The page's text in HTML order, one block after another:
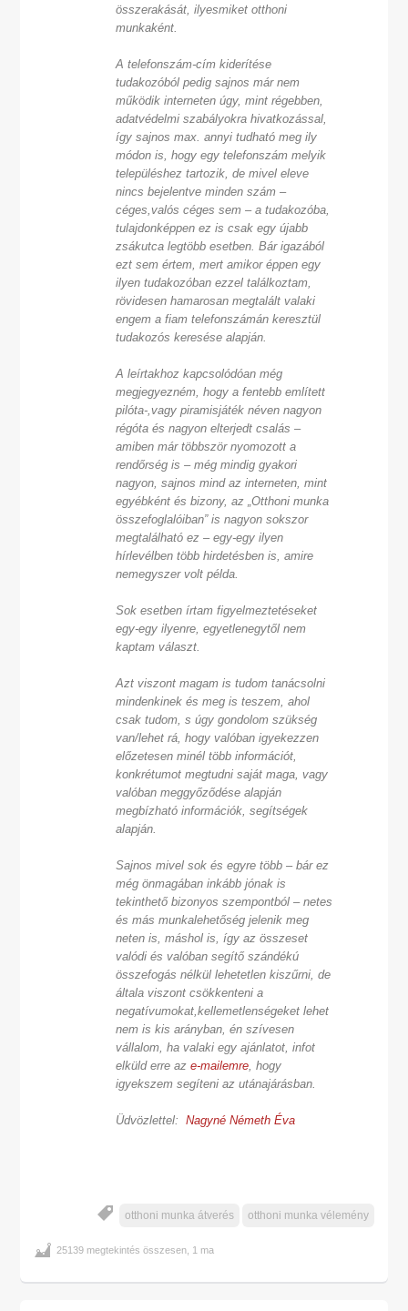
összerakását, ilyesmiket otthoni
munkaként.
A telefonszám-cím kiderítése
tudakozóból pedig sajnos már nem
működik interneten úgy, mint régebben,
adatvédelmi szabályokra hivatkozással,
így sajnos max. annyi tudható meg ily
módon is, hogy egy telefonszám melyik
településhez tartozik, de mivel eleve
nincs bejelentve minden szám –
céges,valós céges sem – a tudakozóba,
tulajdonképpen ez is csak egy újabb
zsákutca legtöbb esetben. Bár igazából
ezt sem értem, mert amikor éppen egy
ilyen tudakozóban ezzel találkoztam,
rövidesen hamarosan megtalált valaki
engem a fiam telefonszámán keresztül
tudakozós keresése alapján.
A leírtakhoz kapcsolódóan még
megjegyezném, hogy a fentebb említett
pilóta-,vagy piramisjáték néven nagyon
régóta és nagyon elterjedt csalás –
amiben már többször nyomozott a
rendőrség is – még mindig gyakori
nagyon, sajnos mind az interneten, mint
egyébként és bizony, az „Otthoni munka
összefoglalóiban” is nagyon sokszor
megtalálható ez – egy-egy ilyen
hírlevélben több hirdetésben is, amire
nemegyszer volt példa.
Sok esetben írtam figyelmeztetéseket
egy-egy ilyenre, egyetlenegytől nem
kaptam választ.
Azt viszont magam is tudom tanácsolni
mindenkinek és meg is teszem, ahol
csak tudom, s úgy gondolom szükség
van/lehet rá, hogy valóban igyekezzen
előzetesen minél több információt,
konkrétumot megtudni saját maga, vagy
valóban meggyőződése alapján
megbízható információk, segítségek
alapján.
Sajnos mivel sok és egyre több – bár ez
még önmagában inkább jónak is
tekinthető bizonyos szempontból – netes
és más munkalehetőség jelenik meg
neten is, máshol is, így az összeset
valódi és valóban segítő szándékú
összefogás nélkül lehetetlen kiszűrni, de
általa viszont csökkenteni a
negatívumokat,kellemetlenségeket lehet
nem is kis arányban, én szívesen
vállalom, ha valaki egy ajánlatot, infot
elküld erre aze-mailemre, hogy
igyekszem segíteni az utánajárásban.
Üdvözlettel:Nagyné Németh Éva
otthoni munka átverés otthoni munka vélemény
25139 megtekintés összesen, 1 ma